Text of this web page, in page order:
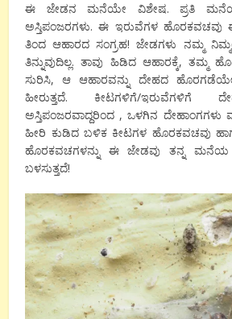
ಈ ಜೇಡನ ಮನೆಯೇ ವಿಶೇಷ. ಪ್ರತಿ
ಅಸ್ತಿಪಂಜರಗಳು. ಈ ಇರುವೆಗಳ ಹೊರಕವಚವು
ತಿಂದ ಆಹಾರದ ಸಂಗ್ರಹ! ಜೇಡಗಳು ನಮ್ಮ
ತಿನ್ನುವುದಿಲ್ಲ. ತಾವು ಹಿಡಿದ ಆಹಾರಕ್ಕೆ, ತಮ್ಮ
ಸುರಿಸಿ, ಆ ಆಹಾರವನ್ನು ದೇಹದ
ಹೀರುತ್ತದೆ. ಕೀಟಗಳಿಗೆ/ಇರುವೆಗಳಿಗೆ
ಅಸ್ತಿಪಂಜರವಾದ್ದರಿಂದ , ಒಳಗಿನ ದೇಹಾಂಗಗಳು
ಹೀರಿ ಕುಡಿದ ಬಳಿಕ ಕೀಟಗಳ ಹೊರಕವಚವು
ಹೊರಕವಚಗಳನ್ನು ಈ ಜೇಡವು ತನ್ನ ಮನೆಯ
ಬಳಸುತ್ತದೆ!